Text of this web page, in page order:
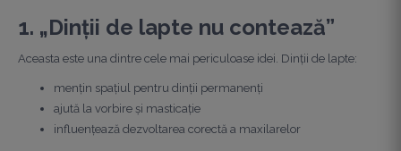
1. „Dinții de lapte nu contează”
Aceasta este una dintre cele mai periculoase idei. Dinții de lapte:
mențin spațiul pentru dinții permanenți
ajută la vorbire și masticație
influențează dezvoltarea corectă a maxilarelor